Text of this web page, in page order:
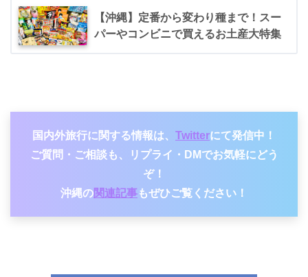
【沖縄】定番から変わり種まで！スー
パーやコンビニで買えるお土産大特集
国内外旅行に関する情報は、 Twitterにて発信中！
ご質問・ご相談も、リプライ・DMでお気軽にどう
ぞ！
沖縄の関連記事もぜひご覧ください！